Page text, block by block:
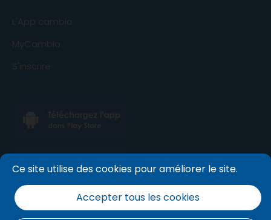
L'App cambio
MyCambio
S'inscrire
Ce site utilise des cookies pour améliorer le site.
Accepter tous les cookies